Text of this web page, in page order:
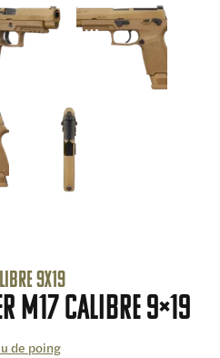
9x19
M17 calibre 9×19
de poing